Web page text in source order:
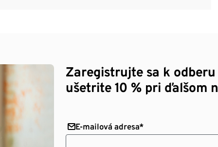
Zaregistrujte sa k
ušetrite 10 % pri ďalšom
E-mailová adresa*